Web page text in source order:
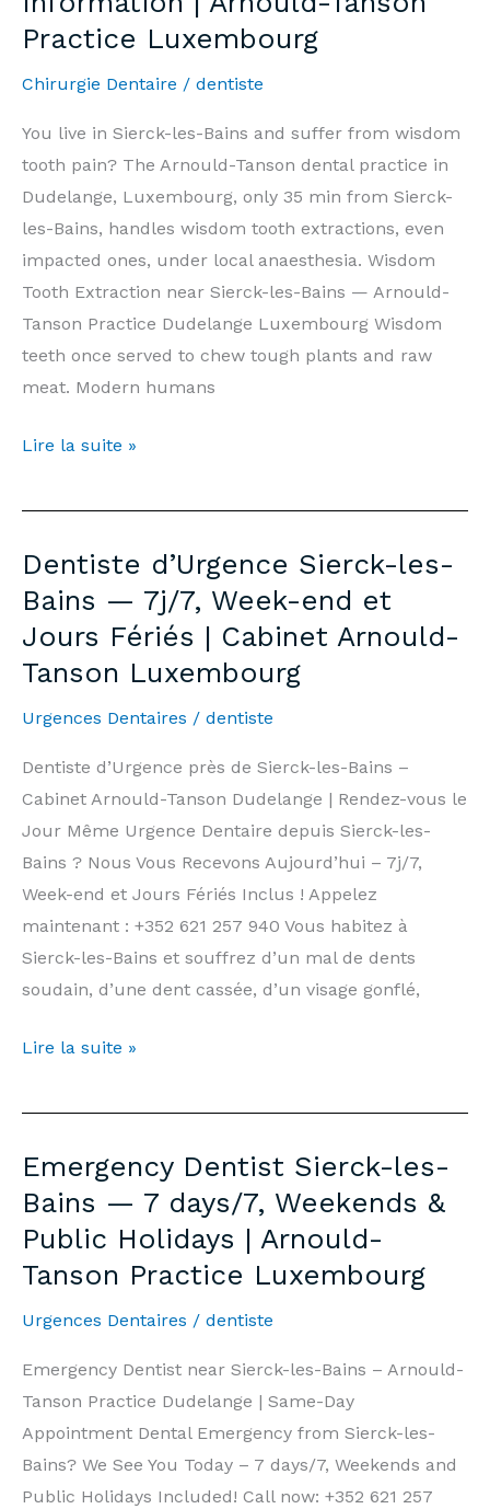
—
&
Informations
|
Cabinet
Arnould-
Tanson
Luxembourg
Practice Luxembourg
Chirurgie Dentaire / dentiste
You live in Sierck-les-Bains and suffer from wisdom
tooth pain? The Arnould-Tanson dental practice in
Dudelange, Luxembourg, only 35 min from Sierck-
les-Bains, handles wisdom tooth extractions, even
impacted ones, under local anaesthesia. Wisdom
Tooth Extraction near Sierck-les-Bains — Arnould-
Tanson Practice Dudelange Luxembourg Wisdom
teeth once served to chew tough plants and raw
meat. Modern humans
Wisdom
Extraction
les-
Bains
—
Prices
Information
|
Arnould-
Tanson
Practice
Luxembourg
Lire la suite »
Dentiste d’Urgence Sierck-les-
Bains — 7j/7, Week-end et
Jours Fériés | Cabinet Arnould-
Tanson Luxembourg
Urgences Dentaires / dentiste
Dentiste d’Urgence près de Sierck-les-Bains –
Cabinet Arnould-Tanson Dudelange | Rendez-vous le
Jour Même Urgence Dentaire depuis Sierck-les-
Bains ? Nous Vous Recevons Aujourd’hui – 7j/7,
Week-end et Jours Fériés Inclus ! Appelez
maintenant : +352 621 257 940 Vous habitez à
Sierck-les-Bains et souffrez d’un mal de dents
soudain, d’une dent cassée, d’un visage gonflé,
Dentiste
Sierck-
Bains
—
7j/7,
Week-
et
Jours
Fériés
|
Cabinet
Arnould-
Lire la suite »
Emergency Dentist Sierck-les-
Bains — 7 days/7, Weekends &
Public Holidays | Arnould-
Tanson Practice Luxembourg
Urgences Dentaires / dentiste
Emergency Dentist near Sierck-les-Bains – Arnould-
Tanson Practice Dudelange | Same-Day
Appointment Dental Emergency from Sierck-les-
Bains? We See You Today – 7 days/7, Weekends and
Public Holidays Included! Call now: +352 621 257